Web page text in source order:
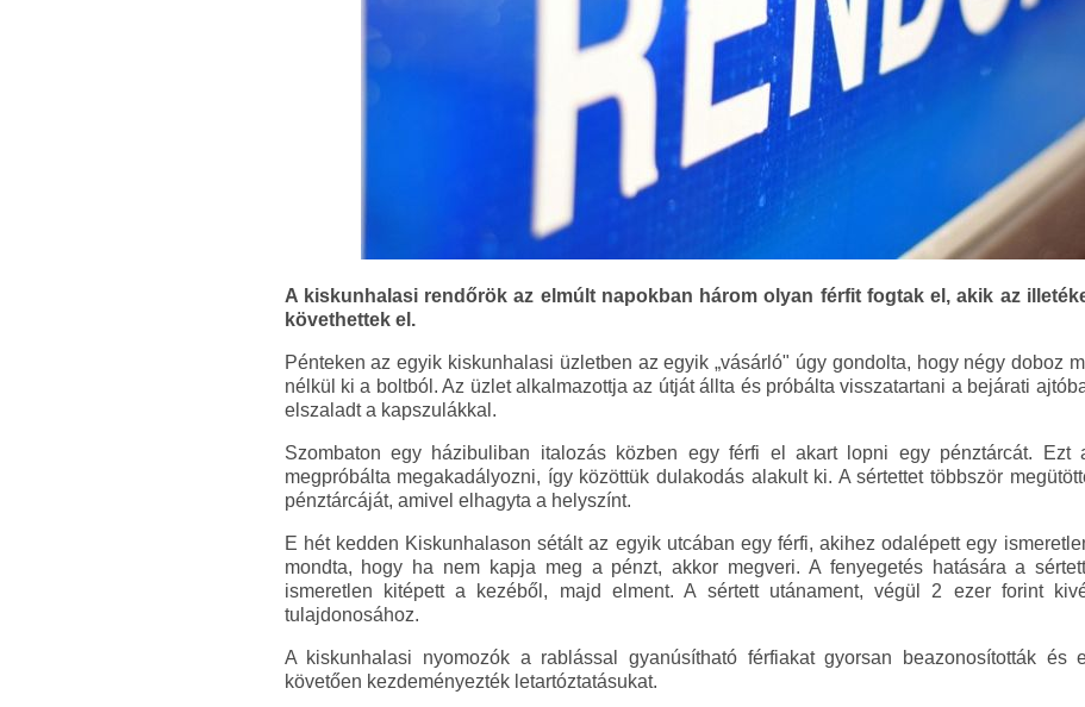
A kiskunhalasi rendőrök az elmúlt napokban három olyan férfit fogtak el, akik az
követhettek el.
Pénteken az egyik kiskunhalasi üzletben az egyik „vásárló" úgy gondolta, hogy négy doboz
nélkül ki a boltból. Az üzlet alkalmazottja az útját állta és próbálta visszatartani a bejárati
elszaladt a kapszulákkal.
Szombaton egy házibuliban italozás közben egy férfi el akart lopni egy pénztárcát. Ezt
megpróbálta megakadályozni, így közöttük dulakodás alakult ki. A sértettet többször
pénztárcáját, amivel elhagyta a helyszínt.
E hét kedden Kiskunhalason sétált az egyik utcában egy férfi, akihez odalépett egy
mondta, hogy ha nem kapja meg a pénzt, akkor megveri. A fenyegetés hatására a
ismeretlen kitépett a kezéből, majd elment. A sértett utánament, végül 2 ezer forint
tulajdonosához.
A kiskunhalasi nyomozók a rablással gyanúsítható férfiakat gyorsan beazonosították és
követően kezdeményezték letartóztatásukat.